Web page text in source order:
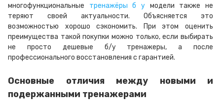
многофункциональные тренажёры б у модели также не
теряют своей актуальности. Объясняется это
возможностью хорошо сэкономить. При этом оценить
преимущества такой покупки можно только, если выбирать
не просто дешевые б/у тренажеры, а после
профессионального восстановления с гарантией.
Основные отличия между новыми и
подержанными тренажерами